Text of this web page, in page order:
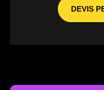
DEVIS